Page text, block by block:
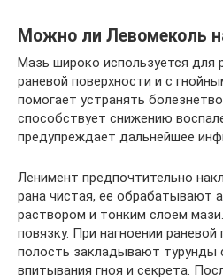
Можно ли Левомеколь
Мазь широко используется для
раневой поверхности и с
помогает устранять
способствует снижению
предупреждает дальнейшее
Ленимент предпочтительно
рана чистая, ее обрабатывают
раствором и тонким слоем
повязку. При нагноении раневой
полость закладывают турунды
впитывания гноя и секрета.